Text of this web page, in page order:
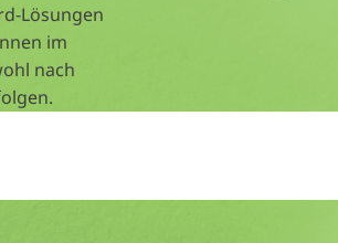
Lösungen
im
nach